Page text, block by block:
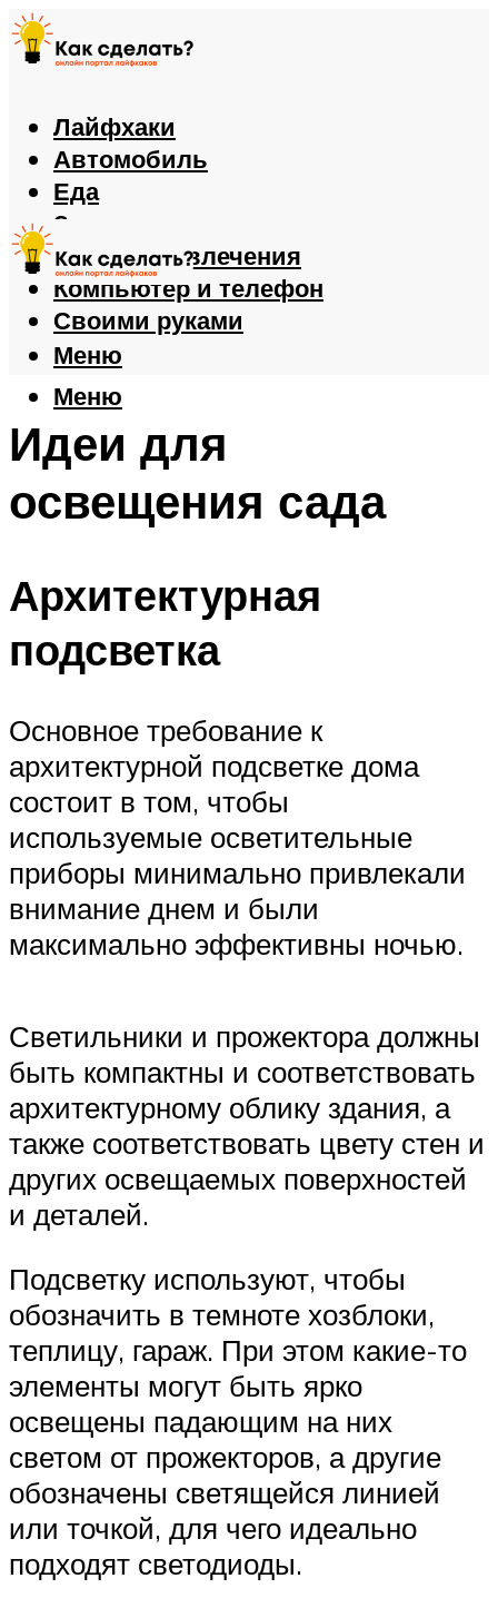
Лайфхаки
Автомобиль
Еда
Здоровье
Игры и развлечения
Компьютер и телефон
Своими руками
Меню
Меню
Идеи для
освещения сада
Архитектурная
подсветка
Основное требование к
архитектурной подсветке дома
состоит в том, чтобы
используемые осветительные
приборы минимально привлекали
внимание днем и были
максимально эффективны ночью.
Светильники и прожектора должны
быть компактны и соответствовать
архитектурному облику здания, а
также соответствовать цвету стен и
других освещаемых поверхностей
и деталей.
Подсветку используют, чтобы
обозначить в темноте хозблоки,
теплицу, гараж. При этом какие-то
элементы могут быть ярко
освещены падающим на них
светом от прожекторов, а другие
обозначены светящейся линией
или точкой, для чего идеально
подходят светодиоды.